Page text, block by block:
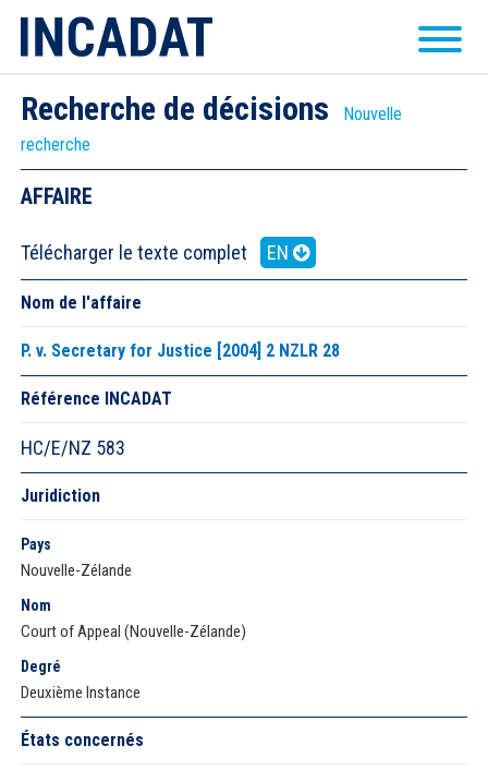
Recherche de décisions
Nouvelle
recherche
AFFAIRE
Télécharger le texte complet EN
Nom de l'affaire
P. v. Secretary for Justice [2004] 2 NZLR 28
Référence INCADAT
HC/E/NZ 583
Juridiction
Pays
Nouvelle-Zélande
Nom
Court of Appeal (Nouvelle-Zélande)
Degré
Deuxième Instance
États concernés